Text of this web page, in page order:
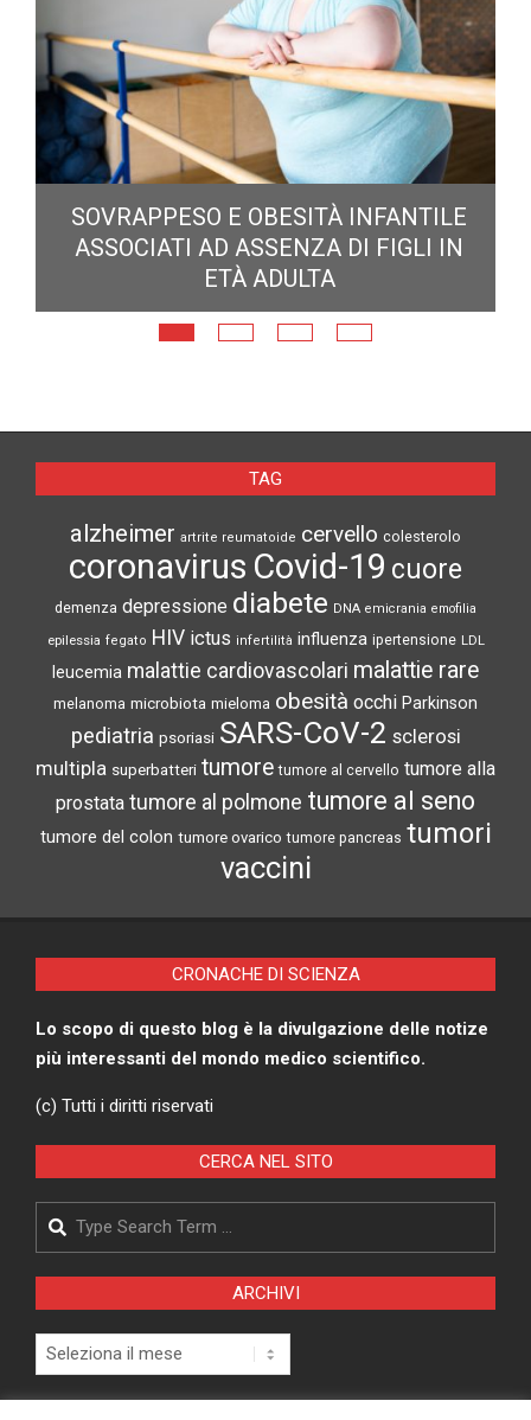
ECLISSE TOTALE DEL 12 AGOSTO 2026:
DOVE SI POTRÀ VEDERE
alzheimer artrite reumatoide cervello colesterolo
coronavirusCovid-19cuore
demenza depressione diabete DNA emicrania emofilia
epilessia fegato HIV ictus infertilità influenza ipertensione LDL
malattie cardiovascolari
psoriasi SARS-CoV-2
sclerosi
tumore al cervello tumore alla
prostata
tumore al polmone tumore al seno
tumore del colon tumore ovarico tumore pancreas tumori
vaccini
più interessanti del mondo medico scientifico.
(c) Tutti i diritti riservati
Pagina Privacy Policy
Modifica consenso cookies